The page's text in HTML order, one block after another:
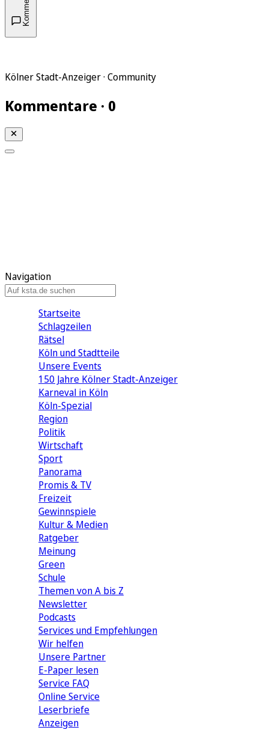
Kölner Stadt-Anzeiger · Community
Kommentare · 0
Navigation
Startseite
Schlagzeilen
Rätsel
Köln und Stadtteile
Unsere Events
150 Jahre Kölner Stadt-Anzeiger
Karneval in Köln
Köln-Spezial
Region
Politik
Wirtschaft
Sport
Panorama
Promis & TV
Freizeit
Gewinnspiele
Kultur & Medien
Ratgeber
Meinung
Green
Schule
Themen von A bis Z
Newsletter
Podcasts
Services und Empfehlungen
Wir helfen
Unsere Partner
E-Paper lesen
Service FAQ
Online Service
Leserbriefe
Anzeigen